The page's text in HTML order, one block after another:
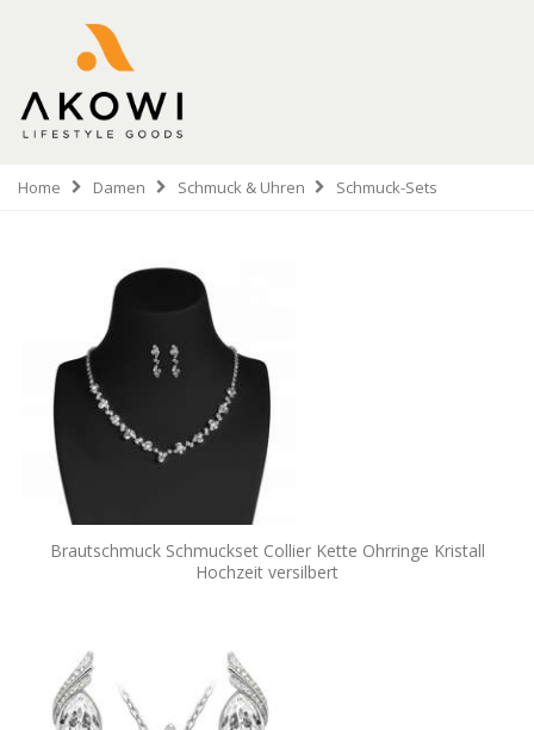
Home Damen Schmuck & Uhren Schmuck-Sets
Brautschmuck Schmuckset Collier Kette Ohrringe Kristall
Hochzeit versilbert